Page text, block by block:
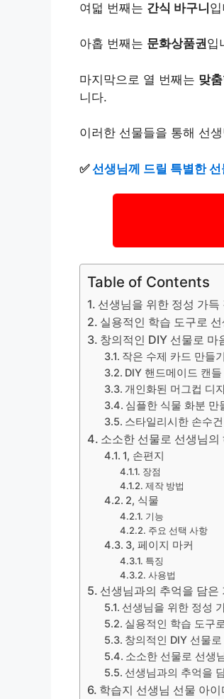
여덟 번째는 간식 바구니
아홉 번째는 문화상품권입
마지막으로 열 번째는 맞
니다.
이러한 선물들을 통해 선
✅선생님께 드릴 특별한
Table of Contents
선생님을 위한 정성 가득
실용적인 학습 도구로
창의적인 DIY 선물로 마
작은 수제 카드 만들기
DIY 핸드메이드 캔들
개인화된 머그컵 디
심플한 식물 화분 만
스타일리시한 손수
소소한 선물로 선생님의
1, 손편지
장점
제작 방법
2, 식물
기능
주요 선택 사항
3, 페이지 마커
특징
사용법
선생님과의 추억을 담은
선생님을 위한 정성
실용적인 학습 도구
창의적인 DIY 선물
소소한 선물로 선생
선생님과의 추억을
학습지 선생님 선물 아